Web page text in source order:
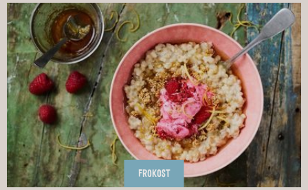
FROKOST